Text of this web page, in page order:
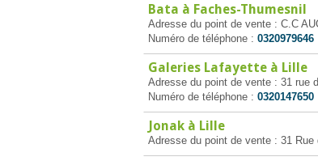
Bata à Faches-Thumesnil
Adresse du point de vente : C.C
Numéro de téléphone : 0320979646
Galeries Lafayette à Lille
Adresse du point de vente : 31 rue
Numéro de téléphone : 0320147650
Jonak à Lille
Adresse du point de vente : 31 Rue